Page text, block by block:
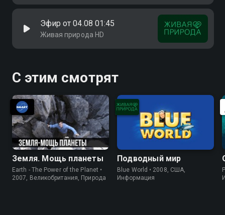
Эфир от 04.08 01:45
Живая природа HD
С этим смотрят
Земля. Мощь планеты
Earth - The Power of the Planet •
2007, Великобритания, Природа
Подводный мир
Blue World • 2008, США,
Информация